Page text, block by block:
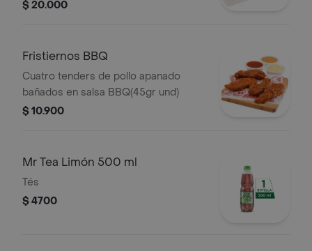
$ 20.000
Fristiernos BBQ
Cuatro tenders de pollo apanado
bañados en salsa BBQ(45gr und)
$ 10.900
Mr Tea Limón 500 ml
Tés
$ 4700